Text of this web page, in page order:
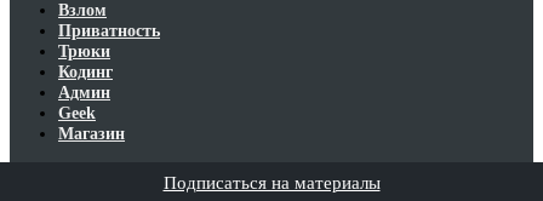
Взлом
Приватность
Трюки
Кодинг
Админ
Geek
Магазин
Подписаться на материалы